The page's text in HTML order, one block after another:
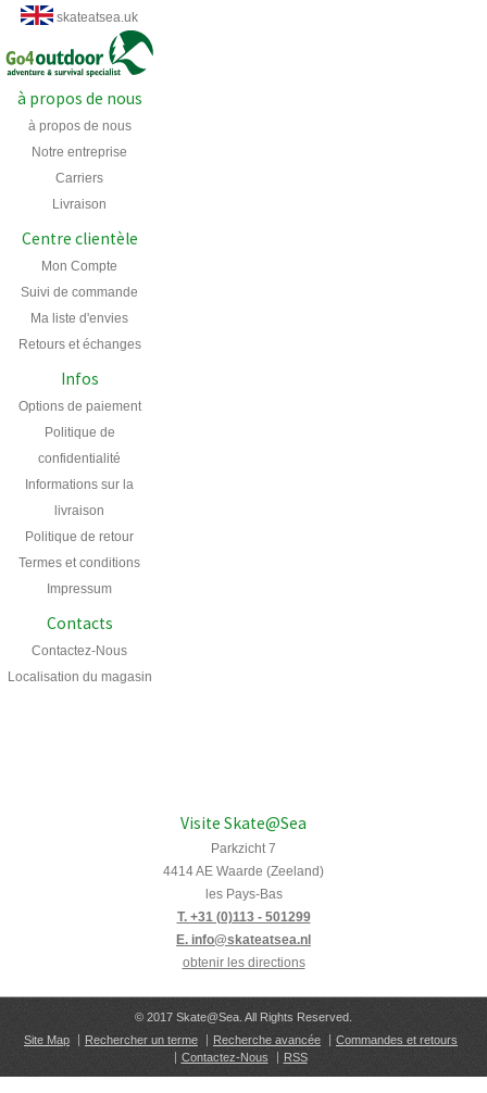
skateatsea.uk
à propos de nous
à propos de nous
Notre entreprise
Carriers
Livraison
Centre clientèle
Mon Compte
Suivi de commande
Ma liste d'envies
Retours et échanges
Infos
Options de paiement
Politique de
confidentialité
Informations sur la
livraison
Politique de retour
Termes et conditions
Impressum
Contacts
Contactez-Nous
Localisation du magasin
Visite Skate@Sea
Parkzicht 7
4414 AE Waarde (Zeeland)
les Pays-Bas
T. +31 (0)113 - 501299
E. info@skateatsea.nl
obtenir les directions
© 2017 Skate@Sea. All Rights Reserved.
Site Map
Rechercher un terme Recherche avancée
Commandes et retours
Contactez-Nous
RSS